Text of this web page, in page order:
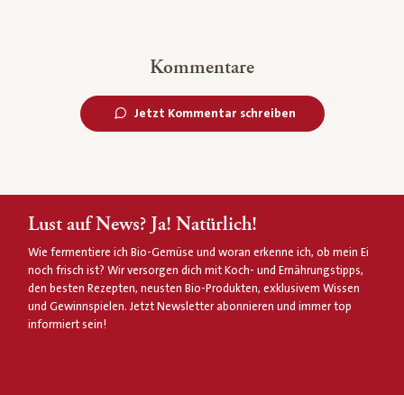
Kommentare
Jetzt Kommentar schreiben
Lust auf News? Ja! Natürlich!
Wie fermentiere ich Bio-Gemüse und woran erkenne ich, ob mein Ei
noch frisch ist? Wir versorgen dich mit Koch- und Ernährungstipps,
den besten Rezepten, neusten Bio-Produkten, exklusivem Wissen
und Gewinnspielen. Jetzt Newsletter abonnieren und immer top
informiert sein!